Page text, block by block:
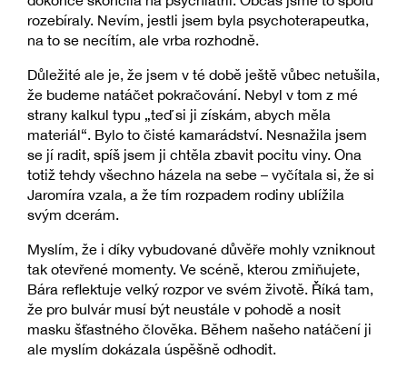
rozebíraly. Nevím, jestli jsem byla psychoterapeutka,
na to se necítím, ale vrba rozhodně.
Důležité ale je, že jsem v té době ještě vůbec netušila,
že budeme natáčet pokračování. Nebyl v tom z mé
strany kalkul typu „teď si ji získám, abych měla
materiál“. Bylo to čisté kamarádství. Nesnažila jsem
se jí radit, spíš jsem ji chtěla zbavit pocitu viny. Ona
totiž tehdy všechno házela na sebe – vyčítala si, že si
Jaromíra vzala, a že tím rozpadem rodiny ublížila
svým dcerám.
Myslím, že i díky vybudované důvěře mohly vzniknout
tak otevřené momenty. Ve scéně, kterou zmiňujete,
Bára reflektuje velký rozpor ve svém životě. Říká tam,
že pro bulvár musí být neustále v pohodě a nosit
masku šťastného člověka. Během našeho natáčení ji
ale myslím dokázala úspěšně odhodit.